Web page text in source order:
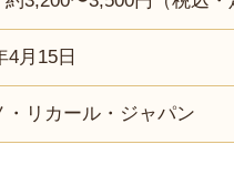
4月15日
・リカール・ジャパン